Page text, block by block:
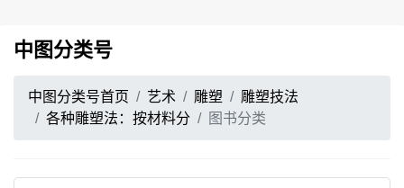
中图分类号
中图分类号首页 艺术 雕塑
雕塑技法
各种雕塑法：按材料分
图书分类